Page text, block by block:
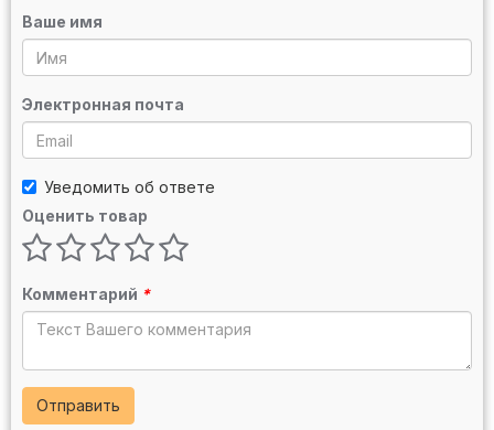
Ваше имя
Электронная почта
Уведомить об ответе
Оценить товар
Комментарий *
Отправить